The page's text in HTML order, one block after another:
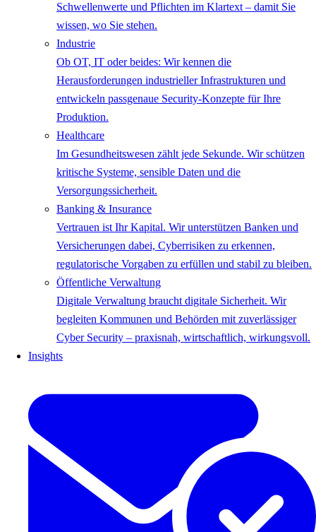
Schwellenwerte und Pflichten im Klartext – damit Sie
wissen, wo Sie stehen.
Industrie
Ob OT, IT oder beides: Wir kennen die
Herausforderungen industrieller Infrastrukturen und
entwickeln passgenaue Security-Konzepte für Ihre
Produktion.
Healthcare
Im Gesundheitswesen zählt jede Sekunde. Wir schützen
kritische Systeme, sensible Daten und die
Versorgungssicherheit.
Banking & Insurance
Vertrauen ist Ihr Kapital. Wir unterstützen Banken und
Versicherungen dabei, Cyberrisiken zu erkennen,
regulatorische Vorgaben zu erfüllen und stabil zu bleiben.
Öffentliche Verwaltung
Digitale Verwaltung braucht digitale Sicherheit. Wir
begleiten Kommunen und Behörden mit zuverlässiger
Cyber Security – praxisnah, wirtschaftlich, wirkungsvoll.
Insights